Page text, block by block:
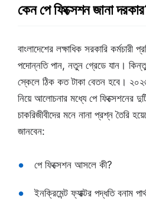
কেন পে ফিক্সেশন জানা
বাংলাদেশের লক্ষাধিক সরকারি কর্মচারী
পদোন্নতি পান, নতুন গ্রেডে যান।
স্কেলে ঠিক কত টাকা বেতন হবে।
নিয়ে আলোচনার মধ্যে পে ফিক্সেশনের
চাকরিজীবীদের মনে নানা প্রশ্ন তৈরি
জানবেন:
পে ফিক্সেশন আসলে কী?
ইনক্রিমেন্ট ফ্যাক্টর পদ্ধতি বনাম